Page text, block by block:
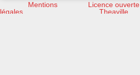
Mentions
légales
Licence ouverte
Theaville